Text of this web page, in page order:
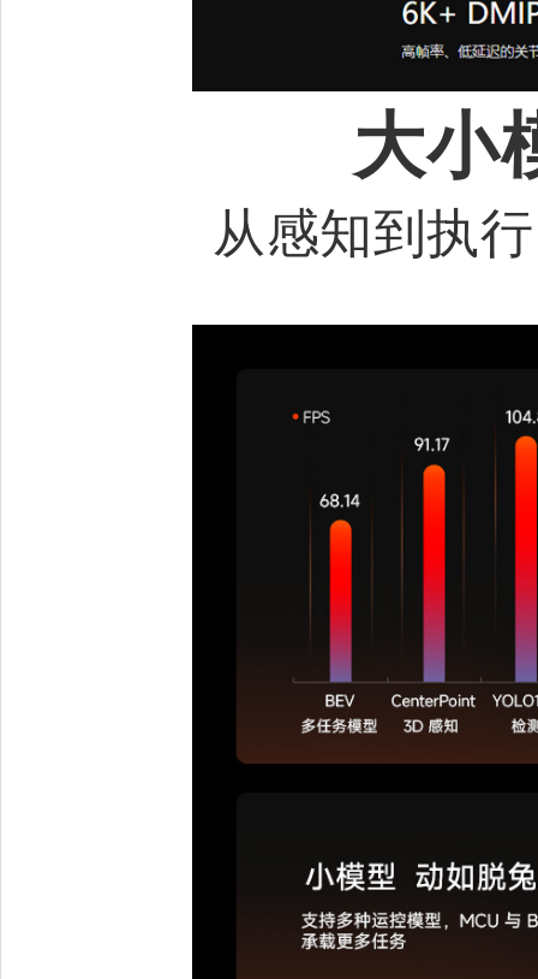
大小
从感知到执